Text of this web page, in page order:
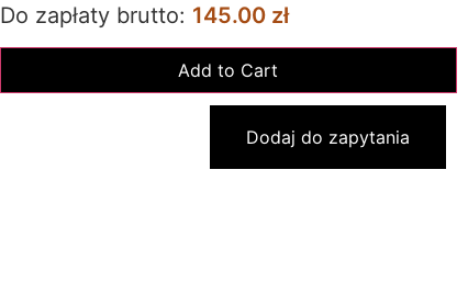
Do zapłaty brutto: 145.00 zł
Dodaj do zapytania